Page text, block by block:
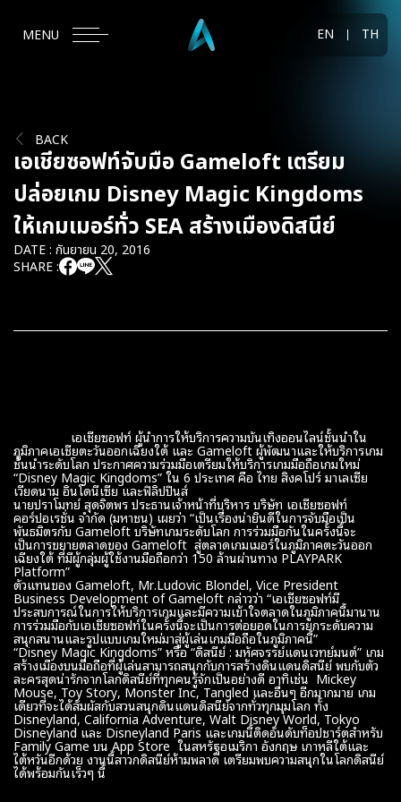
MENU EN TH
BACK
เอเชียซอฟท์จับมือ Gameloft เตรียม
ปล่อยเกม Disney Magic Kingdoms
ให้เกมเมอร์ทั่ว SEA สร้างเมืองดิสนีย์
DATE : กันยายน 20, 2016
SHARE :
เอเชียซอฟท์ ผู้นำการให้บริการความบันเทิงออนไลน์ชั้นนำใน
ภูมิภาคเอเชียตะวันออกเฉียงใต้ และ Gameloft ผู้พัฒนาและให้บริการเกม
ชั้นนำระดับโลก ประกาศความร่วมมือเตรียมให้บริการเกมมือถือเกมใหม่
“Disney Magic Kingdoms” ใน 6 ประเทศ คือ ไทย สิงคโปร์ มาเลเซีย
เวียดนาม อินโดนีเซีย และฟิลิปปินส์
นายปราโมทย์ สุดจิตพร ประธานเจ้าหน้าที่บริหาร บริษัท เอเชียซอฟท์
คอร์ปอเรชั่น จำกัด (มหาชน) เผยว่า “เป็นเรื่องน่ายินดีในการจับมือเป็น
พันธมิตรกับ Gameloft บริษัทเกมระดับโลก การร่วมมือกันในครั้งนี้จะ
เป็นการขยายตลาดของ Gameloft สู่ตลาดเกมเมอร์ในภูมิภาคตะวันออก
เฉียงใต้ ที่มีผู้กลุ่มผู้ใช้งานมือถือกว่า 150 ล้านผ่านทาง PLAYPARK
Platform”
ตัวแทนของ Gameloft, Mr.Ludovic Blondel, Vice President
Business Development of Gameloft กล่าวว่า “เอเชียซอฟท์มี
ประสบการณ์ในการให้บริการเกมและมีความเข้าใจตลาดในภูมิภาคนี้มานาน
การร่วมมือกับเอเชียซอฟท์ในครั้งนี้จะเป็นการต่อยอดในการยกระดับความ
สนุกสนานและรูปแบบเกมใหม่มาสู่ผู้เล่นเกมมือถือในภูมิภาคนี้”
“Disney Magic Kingdoms” หรือ “ดิสนีย์ : มหัศจรรย์แดนเวทย์มนต์” เกม
สร้างเมืองบนมือถือที่ผู้เล่นสามารถสนุกกับการสร้างดินแดนดิสนีย์ พบกับตัว
ละครสุดน่ารักจากโลกดิสนีย์ที่ทุกคนรู้จักเป็นอย่างดี อาทิเช่น Mickey
Mouse, Toy Story, Monster Inc, Tangled และอื่นๆ อีกมากมาย เกม
เดียวที่จะได้สัมผัสกับสวนสนุกดินแดนดิสนีย์จากทั่วทุกมุมโลก ทั้ง
Disneyland, California Adventure, Walt Disney World, Tokyo
Disneyland และ Disneyland Paris และเกมนี้ติดอันดับท็อปชาร์ตสำหรับ
Family Game บน App Store ในสหรัฐอเมริกา อังกฤษ เกาหลีใต้และ
ไต้หวันอีกด้วย งานนี้สาวกดิสนีย์ห้ามพลาด เตรียมพบความสนุกในโลกดิสนีย์
ได้พร้อมกันเร็วๆ นี้